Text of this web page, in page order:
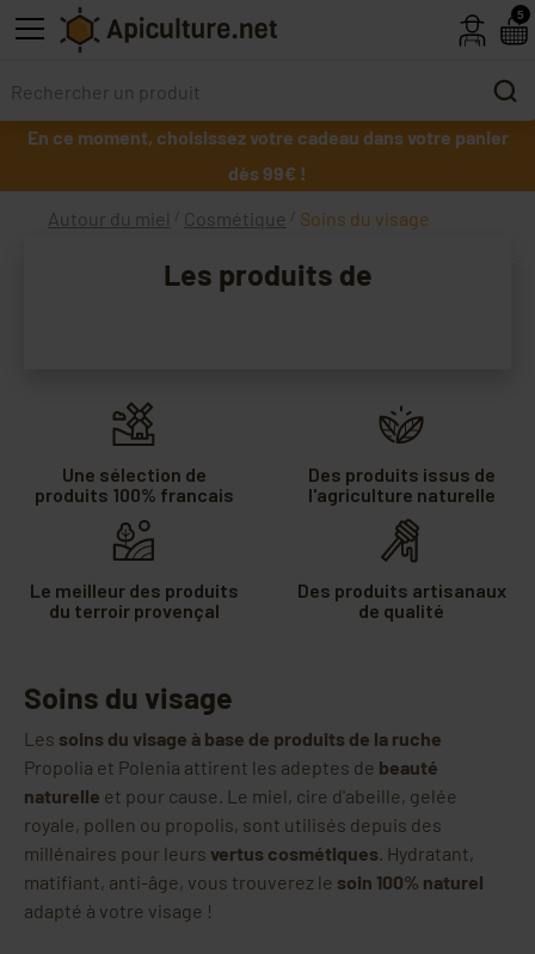
Skip to main content
En ce moment, choisissez votre cadeau dans votre panier
dès 99€ !
Autour du miel Cosmétique Soins du visage
Les produits de
La Ruche
Une sélection de
produits 100% francais
Des produits issus de
l'agriculture naturelle
Le meilleur des produits
du terroir provençal
Des produits artisanaux
de qualité
Soins du visage
Les soins du visage à base de produits de la ruche
Propolia et Polenia attirent les adeptes de beauté
naturelle et pour cause. Le miel, cire d'abeille, gelée
royale, pollen ou propolis, sont utilisés depuis des
millénaires pour leurs vertus cosmétiques. Hydratant,
matifiant, anti-âge, vous trouverez le soin 100% naturel
adapté à votre visage !
5